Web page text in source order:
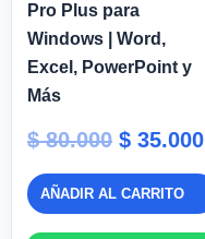
Pro Plus para
Windows | Word,
Excel, PowerPoint y
Más
$80.000 $ 35.000
AÑADIR AL CARRITO